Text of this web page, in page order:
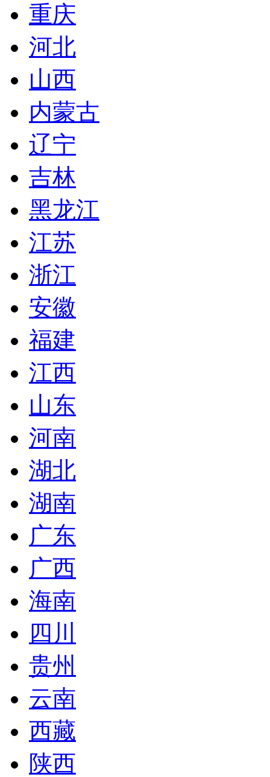
重庆
河北
山西
内蒙古
辽宁
吉林
黑龙江
江苏
浙江
安徽
福建
江西
山东
河南
湖北
湖南
广东
广西
海南
四川
贵州
云南
西藏
陕西